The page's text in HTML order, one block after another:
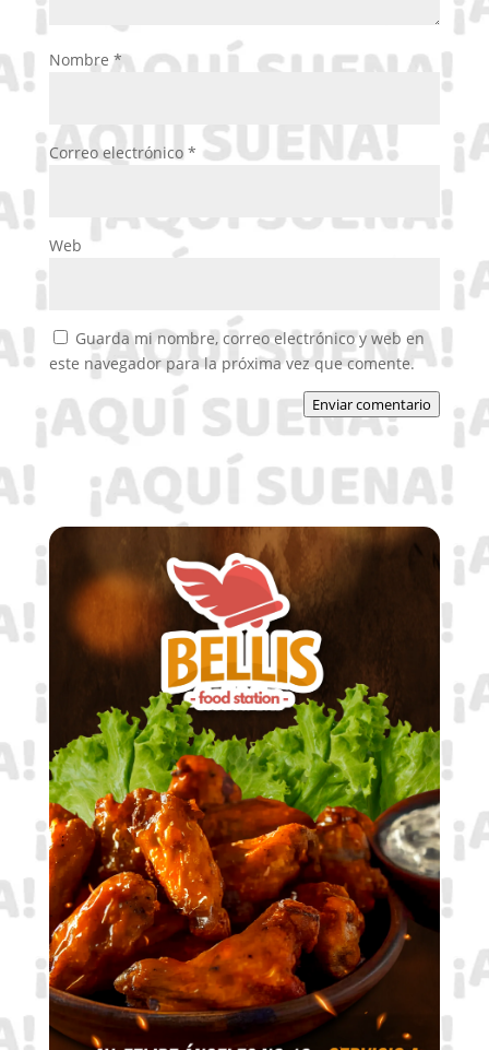
Nombre *
Correo electrónico *
Web
Guarda mi nombre, correo electrónico y web en
este navegador para la próxima vez que comente.
Enviar comentario